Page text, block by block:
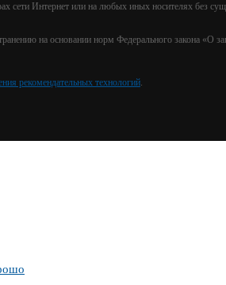
Интернет или на любых иных носителях без
на основании норм Федерального закона
рекомендательных технологий.